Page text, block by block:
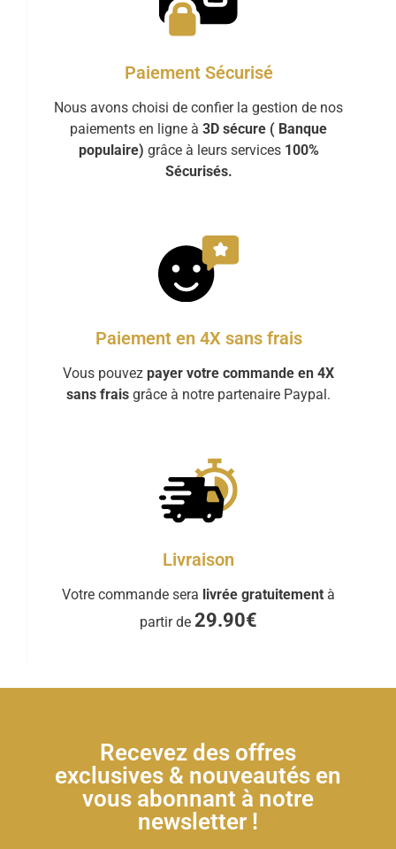
Paiement Sécurisé
Nous avons choisi de confier la gestion de nos
paiements en ligne à 3D sécure ( Banque
populaire) grâce à leurs services 100%
Sécurisés.
Paiement en 4X sans frais
Vous pouvez payer votre commande en 4X
sans frais grâce à notre partenaire Paypal.
Livraison
Votre commande sera livrée gratuitement à
partir de 29.90€
Recevez des offres
exclusives & nouveautés en
vous abonnant à notre
newsletter !